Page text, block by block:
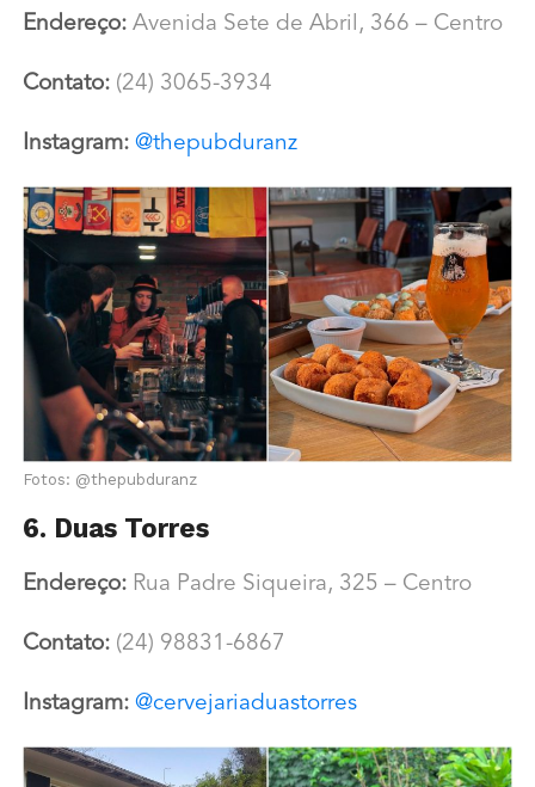
Endereço:Avenida Sete de Abril, 366 – Centro
Contato:(24) 3065-3934
Instagram: @thepubduranz
Fotos: @thepubduranz
6. Duas Torres
Endereço:Rua Padre Siqueira, 325 – Centro
Contato:(24) 98831-6867
Instagram: @cervejariaduastorres